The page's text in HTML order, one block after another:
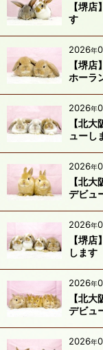
【堺
す
2026年
【堺
ホーラ
2026年
【北
ューし
2026年
【北
デビュ
2026年
【堺
します
2026年
【北
デビュ
2026年